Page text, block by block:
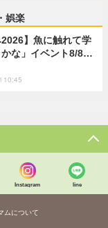
娯楽
2026】魚に触れて学
かな」イベント8/8…
10:45
Instagram line
ムについて